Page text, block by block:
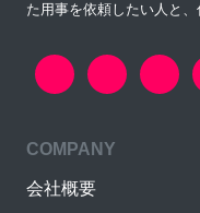
た用事を依頼したい人と
COMPANY
会社概要